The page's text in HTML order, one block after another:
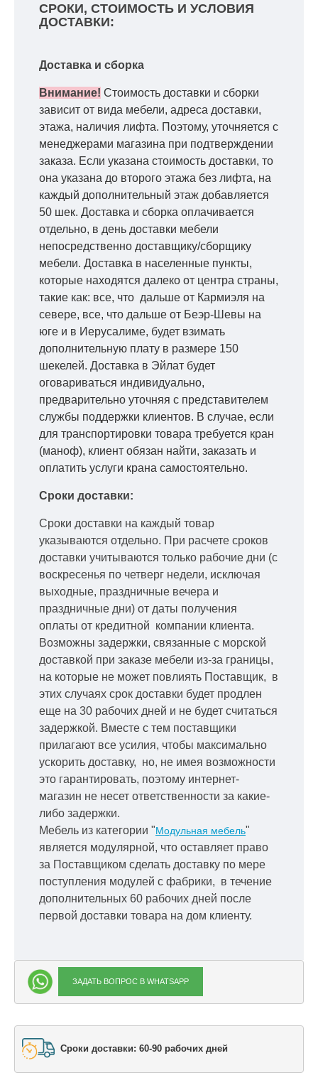
СРОКИ, СТОИМОСТЬ И УСЛОВИЯ
ДОСТАВКИ:
Доставка и сборка
Внимание! Стоимость доставки и сборки
зависит от вида мебели, адреса доставки,
этажа, наличия лифта. Поэтому, уточняется с
менеджерами магазина при подтверждении
заказа. Если указана стоимость доставки, то
она указана до второго этажа без лифта, на
каждый дополнительный этаж добавляется
50 шек. Доставка и сборка оплачивается
отдельно, в день доставки мебели
непосредственно доставщику/сборщику
мебели. Доставка в населенные пункты,
которые находятся далеко от центра страны,
такие как: все, что дальше от Кармиэля на
севере, все, что дальше от Беэр-Шевы на
юге и в Иерусалиме, будет взимать
дополнительную плату в размере 150
шекелей. Доставка в Эйлат будет
оговариваться индивидуально,
предварительно уточняя с представителем
службы поддержки клиентов. В случае, если
для транспортировки товара требуется кран
(маноф), клиент обязан найти, заказать и
оплатить услуги крана самостоятельно.
Сроки доставки:
Сроки доставки на каждый товар
указываются отдельно. При расчете сроков
доставки учитываются только рабочие дни (с
воскресенья по четверг недели, исключая
выходные, праздничные вечера и
праздничные дни) от даты получения
оплаты от кредитной компании клиента.
Возможны задержки, связанные с морской
доставкой при заказе мебели из-за границы,
на которые не может повлиять Поставщик, в
этих случаях срок доставки будет продлен
еще на 30 рабочих дней и не будет считаться
задержкой. Вместе с тем поставщики
прилагают все усилия, чтобы максимально
ускорить доставку, но, не имея возможности
это гарантировать, поэтому интернет-
магазин не несет ответственности за какие-
либо задержки.
Мебель из категории "Модульная мебель"
является модулярной, что оставляет право
за Поставщиком сделать доставку по мере
поступления модулей с фабрики, в течение
дополнительных 60 рабочих дней после
первой доставки товара на дом клиенту.
ЗАДАТЬ ВОПРОС В WHATSAPP
Сроки доставки: 60-90 рабочих дней